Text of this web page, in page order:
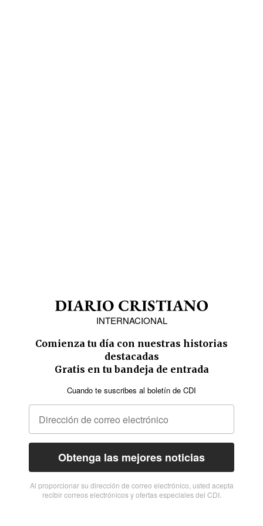
INTERNACIONAL
Comienza tu día con nuestras historias
destacadas
Gratis en tu bandeja de entrada
Cuando te suscribes al boletín de CDI
Obtenga las mejores noticias
Al proporcionar su dirección de correo electrónico, usted acepta
recibir correos electrónicos y ofertas especiales del CDI.